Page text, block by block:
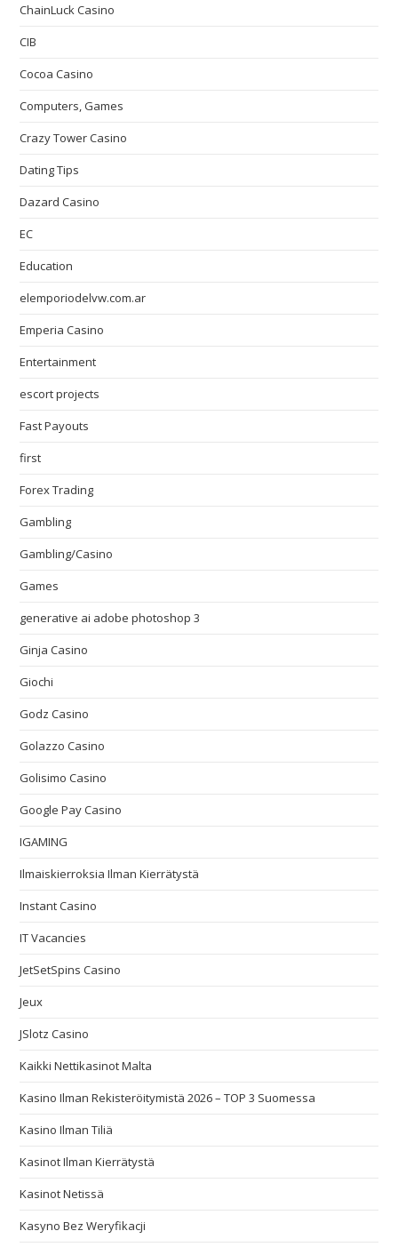
ChainLuck Casino
CIB
Cocoa Casino
Computers, Games
Crazy Tower Сasino
Dating Tips
Dazard Casino
EC
Education
elemporiodelvw.com.ar
Emperia Casino
Entertainment
escort projects
Fast Payouts
first
Forex Trading
Gambling
Gambling/Casino
Games
generative ai adobe photoshop 3
Ginja Casino
Giochi
Godz Casino
Golazzo Casino
Golisimo Casino
Google Pay Casino
IGAMING
Ilmaiskierroksia Ilman Kierrätystä
Instant Casino
IT Vacancies
JetSetSpins Casino
Jeux
JSlotz Casino
Kaikki Nettikasinot Malta
Kasino Ilman Rekisteröitymistä 2026 – TOP 3 Suomessa
Kasino Ilman Tiliä
Kasinot Ilman Kierrätystä
Kasinot Netissä
Kasyno Bez Weryfikacji